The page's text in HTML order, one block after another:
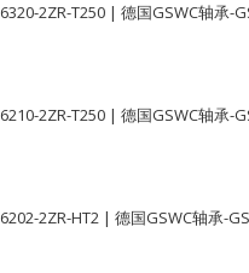
6320-2ZR-T250 | 德国GSWC轴承-
6210-2ZR-T250 | 德国GSWC轴承-
6202-2ZR-HT2 | 德国GSWC轴承-